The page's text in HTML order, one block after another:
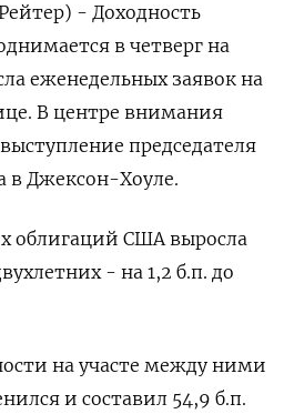
- Доходность
в четверг на
еженедельных заявок на
В центре внимания
председателя
в Джексон-Хоуле.
облигаций США выросла
- на 1,2 б.п. до
на участе между ними
и составил 54,9 б.п.